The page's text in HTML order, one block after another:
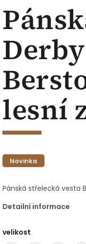
lesní
Pánská střelecká vesta
Detailní informace
Novinka
velikost